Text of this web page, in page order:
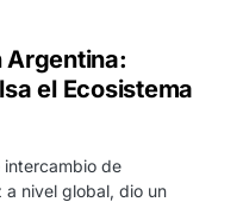
Argentina:
el Ecosistema
intercambio de
nivel global, dio un